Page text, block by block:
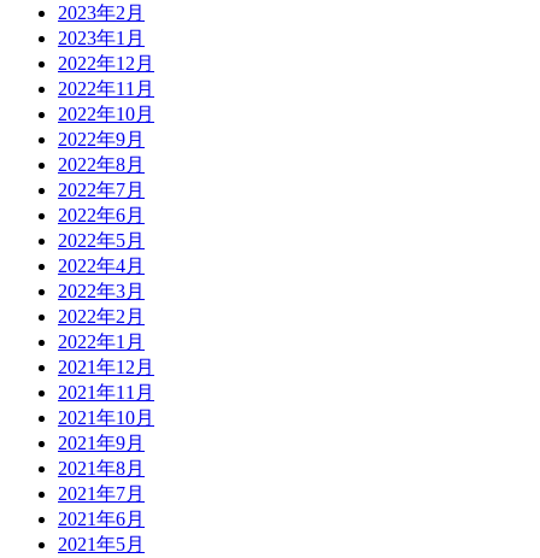
2023年2月
2023年1月
2022年12月
2022年11月
2022年10月
2022年9月
2022年8月
2022年7月
2022年6月
2022年5月
2022年4月
2022年3月
2022年2月
2022年1月
2021年12月
2021年11月
2021年10月
2021年9月
2021年8月
2021年7月
2021年6月
2021年5月